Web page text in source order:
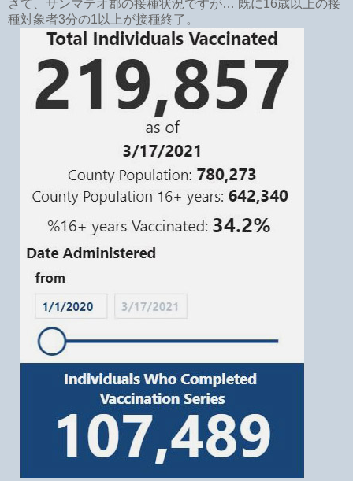
さて、サンマテオ郡の接種状況ですが… 既に16歳以上の接
種対象者3分の1以上が接種終了。